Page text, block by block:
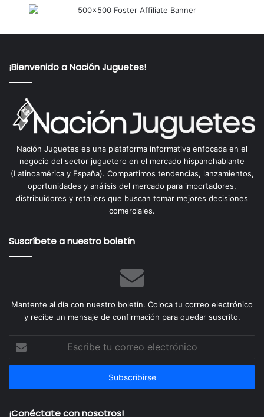
¡Bienvenido a Nación Juguetes!
Nación Juguetes es una plataforma informativa enfocada en el
negocio del sector juguetero en el mercado hispanohablante
(Latinoamérica y España). Compartimos tendencias, lanzamientos,
oportunidades y análisis del mercado para importadores,
distribuidores y retailers que buscan tomar mejores decisiones
comerciales.
Suscríbete a nuestro boletín
Mantente al día con nuestro boletín. Coloca tu correo electrónico
y recibe un mensaje de confirmación para quedar suscrito.
tu
correo
¡Conéctate con nosotros!